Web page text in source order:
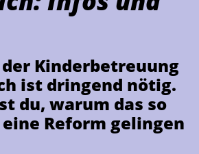
der Kinderbetreuung
ist dringend nötig.
du, warum das so
Reform gelingen